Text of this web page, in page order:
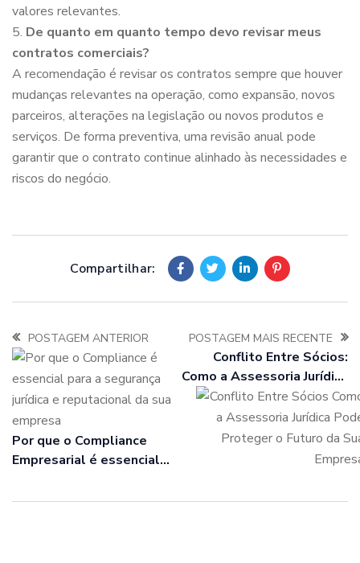
valores relevantes.
De quanto em quanto tempo devo revisar meus
contratos comerciais?
A recomendação é revisar os contratos sempre que houver
mudanças relevantes na operação, como expansão, novos
parceiros, alterações na legislação ou novos produtos e
serviços. De forma preventiva, uma revisão anual pode
garantir que o contrato continue alinhado às necessidades e
riscos do negócio.
Compartilhar:
POSTAGEM ANTERIOR
Por que o Compliance
Empresarial é essencial
reputacional da sua
POSTAGEM MAIS RECENTE
Conflito Entre Sócios:
Como a Assessoria Jurídica
Pode Proteger o Futuro da
Sua Empresa